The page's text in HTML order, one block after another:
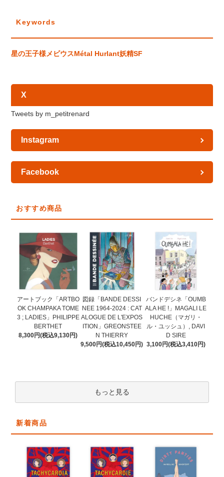
Keywords
星の王子様メビウスMétal Hurlant妖精SF
X
Tweets by m_petitrenard
Instagram
Facebook
おすすめ商品
アートブック「ARTBO
OK CHAMPAKA TOME
3 ; LADIES」PHILIPPE
BERTHET
8,300円(税込9,130円)
図録「BANDE DESSI
NEE 1964-2024 : CAT
ALOGUE DE L'EXPOS
ITION」GREONSTEE
N THIERRY
9,500円(税込10,450円)
バンドデシネ「OUMB
ALA HE !」MAGALI LE
HUCHE（マガリ・
ル・ユッシュ）, DAVI
D SIRE
3,100円(税込3,410円)
もっと見る
新着商品